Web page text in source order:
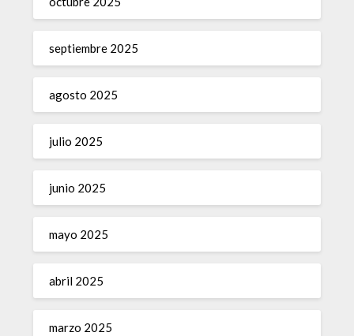
septiembre 2025
agosto 2025
julio 2025
junio 2025
mayo 2025
abril 2025
marzo 2025